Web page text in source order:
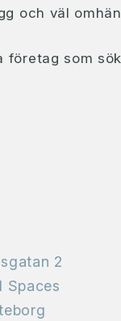
och väl
företag som
2
Spaces